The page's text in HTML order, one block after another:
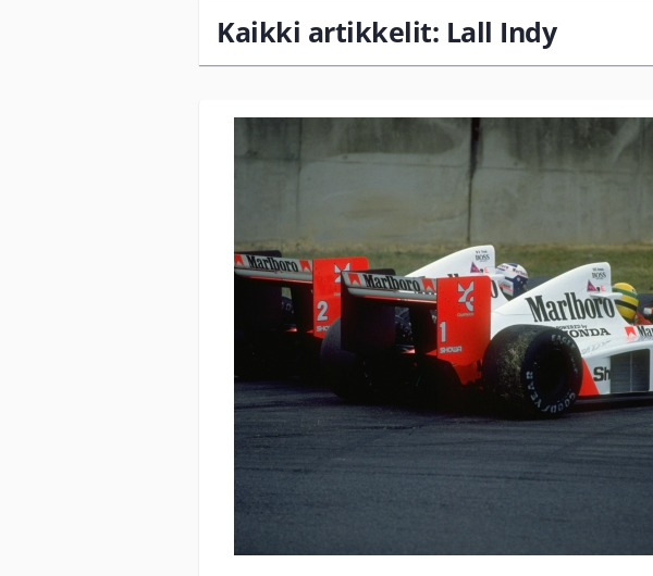
Kaikki artikkelit: Lall Indy